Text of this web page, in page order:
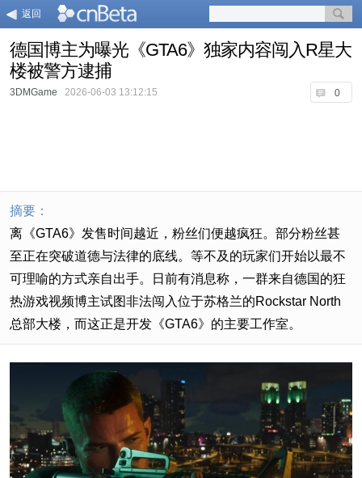
返回
德国博主为曝光《GTA6》独家内容闯入R星大
楼被警方逮捕
0
3DMGame 2026-06-03 13:12:15
摘要：
离《GTA6》发售时间越近，粉丝们便越疯狂。部分粉丝甚
至正在突破道德与法律的底线。等不及的玩家们开始以最不
可理喻的方式亲自出手。日前有消息称，一群来自德国的狂
热游戏视频博主试图非法闯入位于苏格兰的Rockstar North
总部大楼，而这正是开发《GTA6》的主要工作室。